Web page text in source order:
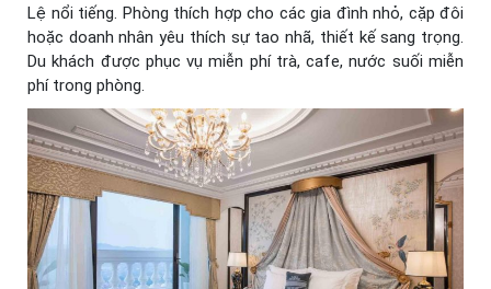
Lệ nổi tiếng. Phòng thích hợp cho các gia đình nhỏ, cặp đôi
hoặc doanh nhân yêu thích sự tao nhã, thiết kế sang trọng.
Du khách được phục vụ miễn phí trà, cafe, nước suối miễn
phí trong phòng.